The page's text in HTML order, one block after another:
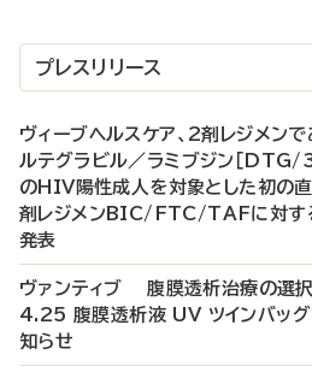
プレスリリース
ヴィーブヘルスケア、2剤レジメンで
ルテグラビル／ラミブジン［DTG/
のHIV陽性成人を対象とした初の
剤レジメンBIC/FTC/TAFに対す
発表
ヴァンティブ 腹膜透析治療の選
4.25 腹膜透析液 UV ツインバッ
知らせ